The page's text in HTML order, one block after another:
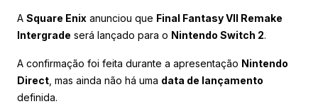
A Square Enix anunciou que Final Fantasy VII Remake
Intergrade será lançado para o Nintendo Switch 2.
A confirmação foi feita durante a apresentação Nintendo
Direct , mas ainda não há uma data de lançamento
definida.